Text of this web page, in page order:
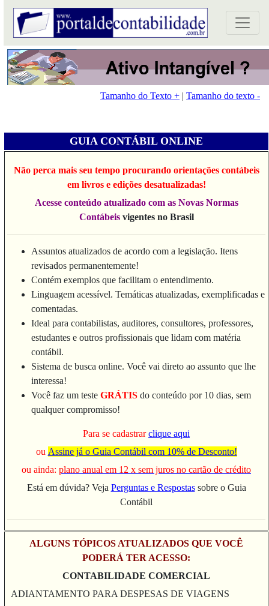
Tamanho do Texto + | Tamanho do texto -
GUIA CONTÁBIL ONLINE
Não perca mais seu tempo procurando orientações contábeis
em livros e edições desatualizadas!
Acesse conteúdo atualizado com as Novas Normas
Contábeis vigentes no Brasil
Assuntos atualizados de acordo com a legislação. Itens
revisados permanentemente!
Contém exemplos que facilitam o entendimento.
Linguagem acessível. Temáticas atualizadas, exemplificadas e
comentadas.
Ideal para contabilistas, auditores, consultores, professores,
estudantes e outros profissionais que lidam com matéria
contábil.
Sistema de busca online. Você vai direto ao assunto que lhe
interessa!
Você faz um teste GRÁTIS do conteúdo por 10 dias, sem
qualquer compromisso!
Para se cadastrarclique aqui
ou Assine já o Guia Contábil com 10% de Desconto!
ou ainda: plano anual em 12 x sem juros no cartão de crédito
Está em dúvida? Veja Perguntas e Respostassobre o Guia
Contábil
ALGUNS TÓPICOS ATUALIZADOS QUE VOCÊ
PODERÁ TER ACESSO:
CONTABILIDADE COMERCIAL
ADIANTAMENTO PARA DESPESAS DE VIAGENS